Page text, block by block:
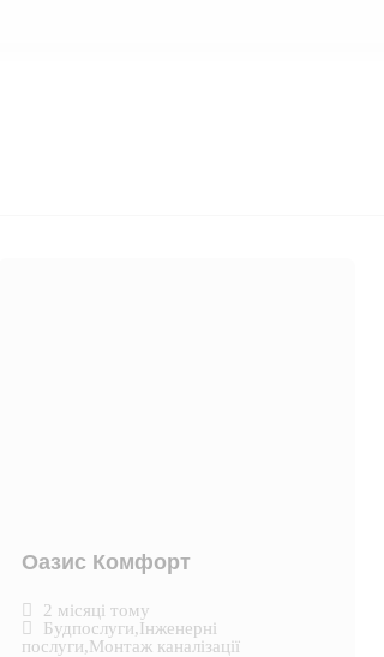
Оазис Комфорт
2 місяці тому
Будпослуги,Інженерні
послуги,Монтаж каналізації